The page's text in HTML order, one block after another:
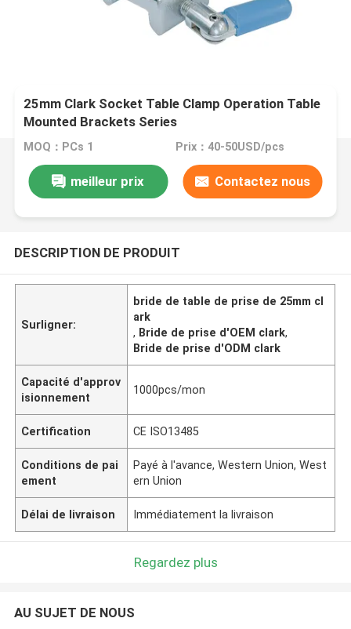
25mm Clark Socket Table Clamp Operation Table
Mounted Brackets Series
MOQ：PCs 1 Prix：40-50USD/pcs
meilleur prix Contactez nous
DESCRIPTION DE PRODUIT
Surligner:
bride de table de prise de 25mm cl
ark
, Bride de prise d'OEM clark,
Bride de prise d'ODM clark
Capacité d'approv
isionnement
1000pcs/mon
Certification CE ISO13485
Conditions de pai
ement
Payé à l'avance, Western Union, West
ern Union
Délai de livraison Immédiatement la livraison
Regardez plus
AU SUJET DE NOUS